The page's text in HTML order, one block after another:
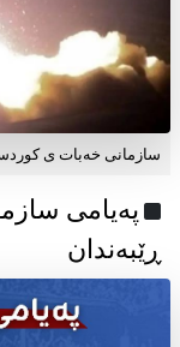
سازمانی خەبات ی
ڕێبەندان